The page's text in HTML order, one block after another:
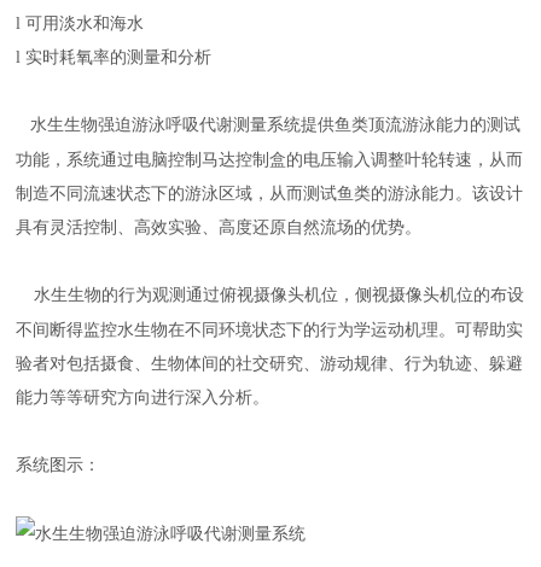
l可用淡水和海水
l 实时耗氧率的测量和分析
水生生物强迫游泳呼吸代谢测量系统提供鱼类顶流游泳能力的测试
功能，系统通过电脑控制马达控制盒的电压输入调整叶轮转速，从而
制造不同流速状态下的游泳区域，从而测试鱼类的游泳能力。该设计
具有灵活控制、高效实验、高度还原自然流场的优势。
水生生物的行为观测通过俯视摄像头机位，侧视摄像头机位的布设
不间断得监控水生物在不同环境状态下的行为学运动机理。可帮助实
验者对包括摄食、生物体间的社交研究、游动规律、行为轨迹、躲避
能力等等研究方向进行深入分析。
系统图示：